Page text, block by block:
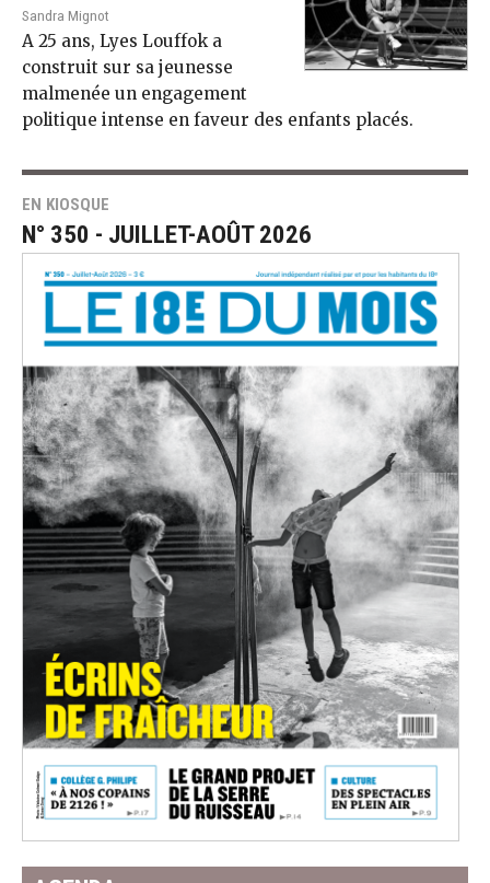
Sandra Mignot
A 25 ans, Lyes Louffok a
construit sur sa jeunesse
malmenée un engagement
politique intense en faveur des enfants placés.
EN KIOSQUE
N° 350 - JUILLET-AOÛT 2026